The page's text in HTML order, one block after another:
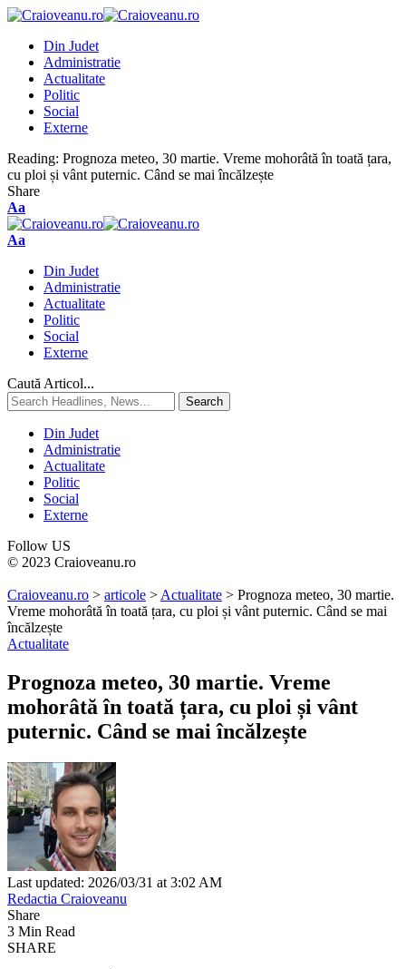
Din Judet
Administratie
Actualitate
Politic
Social
Externe
Reading: Prognoza meteo, 30 martie. Vreme mohorâtă în toată țara,
cu ploi și vânt puternic. Când se mai încălzește
Share
Aa
Aa
Din Judet
Administratie
Actualitate
Politic
Social
Externe
Caută Articol...
Din Judet
Administratie
Actualitate
Politic
Social
Externe
Follow US
© 2023 Craioveanu.ro
Craioveanu.ro > articole > Actualitate > Prognoza meteo, 30 martie.
Vreme mohorâtă în toată țara, cu ploi și vânt puternic. Când se mai
încălzește
Actualitate
Prognoza meteo, 30 martie. Vreme
mohorâtă în toată țara, cu ploi și vânt
puternic. Când se mai încălzește
Last updated: 2026/03/31 at 3:02 AM
Redactia Craioveanu
Share
3 Min Read
SHARE